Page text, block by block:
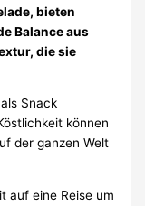
bieten
Balance aus
die sie
Snack
können
der ganzen Welt
auf eine Reise um